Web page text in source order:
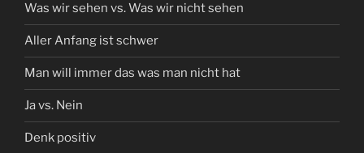
Was wir sehen vs. Was wir nicht sehen
Aller Anfang ist schwer
Man will immer das was man nicht hat
Ja vs. Nein
Denk positiv